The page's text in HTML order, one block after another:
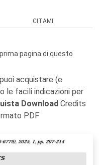
CITAMI
pagina di questo
acquistare (e
le facili indicazioni per
Download Credits
PDF